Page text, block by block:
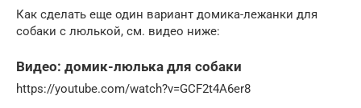
Как сделать еще один вариант домика-лежанки для
собаки с люлькой, см. видео ниже:
Видео: домик-люлька для собаки
https://youtube.com/watch?v=GCF2t4A6er8